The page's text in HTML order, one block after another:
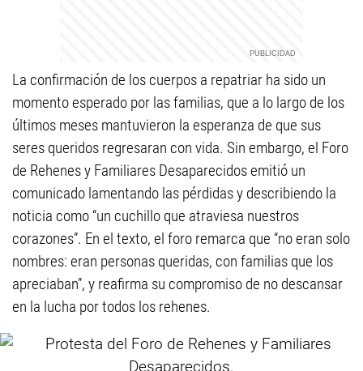
La confirmación de los cuerpos a repatriar ha sido un
momento esperado por las familias, que a lo largo de los
últimos meses mantuvieron la esperanza de que sus
seres queridos regresaran con vida. Sin embargo, el Foro
de Rehenes y Familiares Desaparecidos emitió un
comunicado lamentando las pérdidas y describiendo la
noticia como “un cuchillo que atraviesa nuestros
corazones”. En el texto, el foro remarca que “no eran solo
nombres: eran personas queridas, con familias que los
apreciaban”, y reafirma su compromiso de no descansar
en la lucha por todos los rehenes.